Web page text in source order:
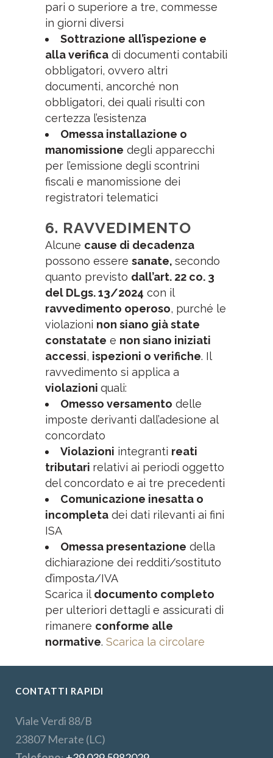
pari o superiore a tre, commesse
in giorni diversi
Sottrazione all’ispezione e
alla verifica di documenti contabili
obbligatori, ovvero altri
documenti, ancorché non
obbligatori, dei quali risulti con
certezza l’esistenza
Omessa installazione o
manomissione degli apparecchi
per l’emissione degli scontrini
fiscali e manomissione dei
registratori telematici
6. RAVVEDIMENTO
Alcune cause di decadenza
possono essere sanate, secondo
quanto previsto dall’art. 22 co. 3
del DLgs. 13/2024 con il
ravvedimento operoso, purché le
violazioni non siano già state
constatate e non siano iniziati
accessi, ispezioni o verifiche. Il
ravvedimento si applica a
violazioni quali:
Omesso versamento delle
imposte derivanti dall’adesione al
concordato
Violazioni integranti reati
tributari relativi ai periodi oggetto
del concordato e ai tre precedenti
Comunicazione inesatta o
incompleta dei dati rilevanti ai fini
ISA
Omessa presentazione della
dichiarazione dei redditi/sostituto
d’imposta/IVA
Scarica ildocumento completo
per ulteriori dettagli e assicurati di
rimanere conforme alle
normative. Scarica la circolare
CONTATTI RAPIDI
Viale Verdi 88/B
23807 Merate (LC)